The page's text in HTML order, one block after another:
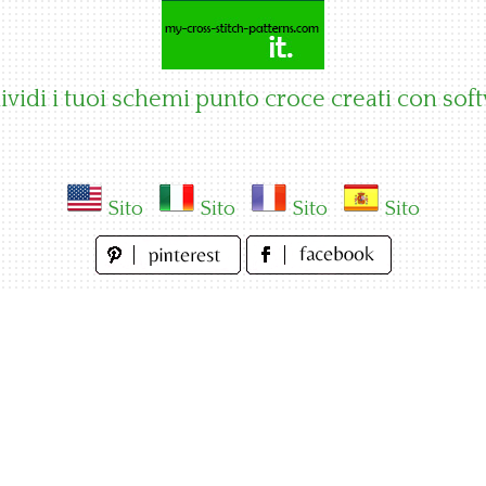
i tuoi schemi punto croce creati con
Sito Sito Sito Sito